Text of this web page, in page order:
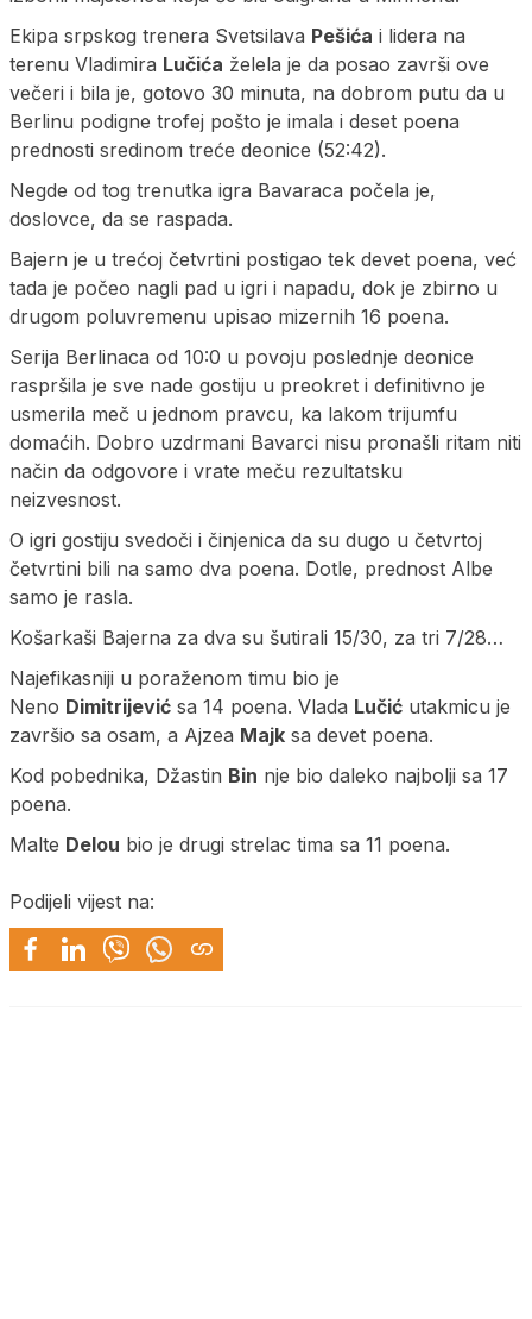
Ekipa srpskog trenera Svetsilava Pešića i lidera na
terenu Vladimira Lučića želela je da posao završi ove
večeri i bila je, gotovo 30 minuta, na dobrom putu da u
Berlinu podigne trofej pošto je imala i deset poena
prednosti sredinom treće deonice (52:42).
Negde od tog trenutka igra Bavaraca počela je,
doslovce, da se raspada.
Bajern je u trećoj četvrtini postigao tek devet poena, već
tada je počeo nagli pad u igri i napadu, dok je zbirno u
drugom poluvremenu upisao mizernih 16 poena.
Serija Berlinaca od 10:0 u povoju poslednje deonice
raspršila je sve nade gostiju u preokret i definitivno je
usmerila meč u jednom pravcu, ka lakom trijumfu
domaćih. Dobro uzdrmani Bavarci nisu pronašli ritam niti
način da odgovore i vrate meču rezultatsku
neizvesnost.
O igri gostiju svedoči i činjenica da su dugo u četvrtoj
četvrtini bili na samo dva poena. Dotle, prednost Albe
samo je rasla.
Košarkaši Bajerna za dva su šutirali 15/30, za tri 7/28…
Najefikasniji u poraženom timu bio je
Neno Dimitrijević sa 14 poena. Vlada Lučić utakmicu je
završio sa osam, a Ajzea Majk sa devet poena.
Kod pobednika, Džastin Bin nje bio daleko najbolji sa 17
poena.
Malte Delou bio je drugi strelac tima sa 11 poena.
Podijeli vijest na: